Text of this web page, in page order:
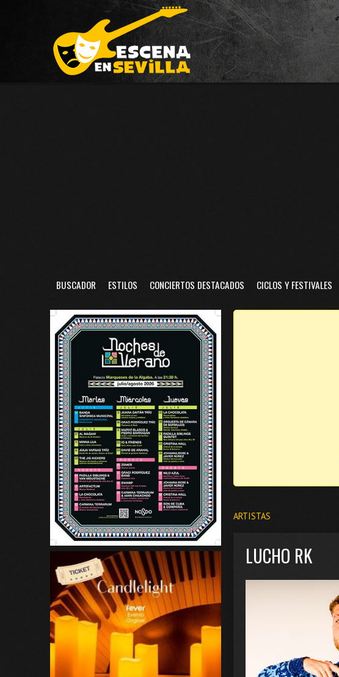
BUSCADOR ESTILOS CONCIERTOS DESTACADOS CICLOS Y FESTIVALES
ARTISTAS
LUCHO RK